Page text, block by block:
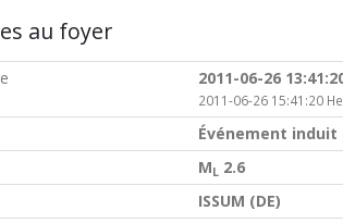
au foyer
2011-06-26
2011-06-26 15:41:20
Événement induit
ML 2.6
ISSUM (DE)